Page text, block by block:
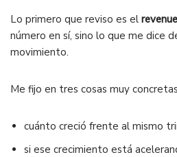
Lo primero que reviso es el revenue
número en sí, sino lo que me dice
movimiento.
Me fijo en tres cosas muy
cuánto creció frente al mismo
si ese crecimiento está